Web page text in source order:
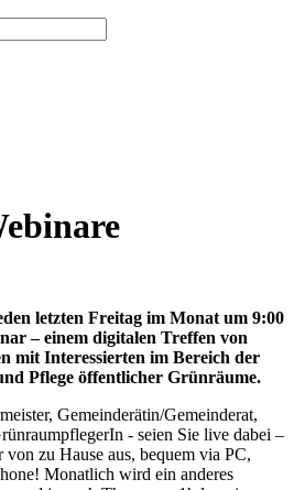
letzten Freitag im Monat um 9:00
– einem digitalen Treffen von
mit Interessierten im Bereich der
Pflege öffentlicher Grünräume.
Gemeinderätin/Gemeinderat,
- seien Sie live dabei –
zu Hause aus, bequem via PC,
Monatlich wird ein anderes